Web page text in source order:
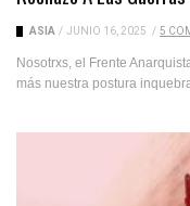
ASIA / JUNIO 16, 2025 / 5
Nosotrxs, el Frente
más nuestra postura